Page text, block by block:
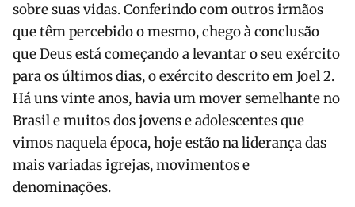
sobre suas vidas. Conferindo com outros irmãos
que têm percebido o mesmo, chego à conclusão
que Deus está começando a levantar o seu exército
para os últimos dias, o exército descrito em Joel 2.
Há uns vinte anos, havia um mover semelhante no
Brasil e muitos dos jovens e adolescentes que
vimos naquela época, hoje estão na liderança das
mais variadas igrejas, movimentos e
denominações.